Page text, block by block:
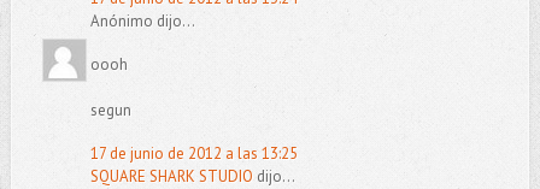
Anónimo dijo...
oooh
segun
17 de junio de 2012 a las 13:25
SQUARE SHARK STUDIO dijo...